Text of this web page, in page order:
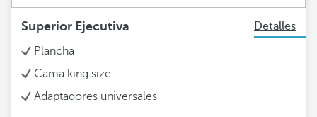
Superior Ejecutiva
Detalles
Plancha
Cama king size
Adaptadores universales